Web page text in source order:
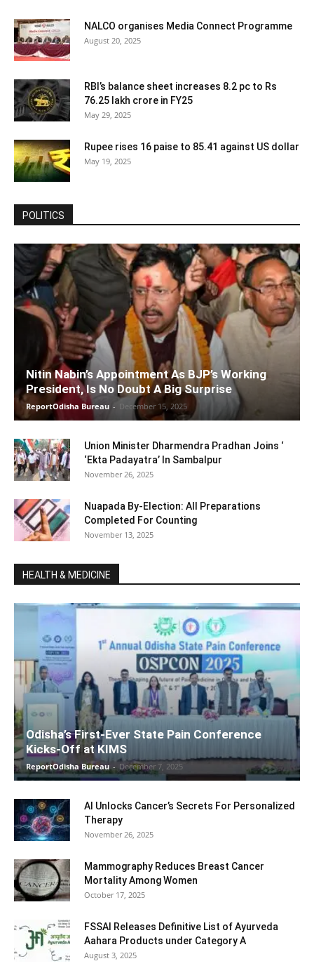
NALCO organises Media Connect Programme
August 20, 2025
RBI’s balance sheet increases 8.2 pc to Rs
76.25 lakh crore in FY25
May 29, 2025
Rupee rises 16 paise to 85.41 against US dollar
May 19, 2025
POLITICS
Nitin Nabin’s Appointment As BJP’s Working
President, Is No Doubt A Big Surprise
ReportOdisha Bureau - December 15, 2025
Union Minister Dharmendra Pradhan Joins ‘
‘Ekta Padayatra’ In Sambalpur
November 26, 2025
Nuapada By-Election: All Preparations
Completed For Counting
November 13, 2025
HEALTH & MEDICINE
Odisha’s First-Ever State Pain Conference
Kicks-Off at KIMS
ReportOdisha Bureau - December 7, 2025
AI Unlocks Cancer’s Secrets For Personalized
Therapy
November 26, 2025
Mammography Reduces Breast Cancer
Mortality Among Women
October 17, 2025
FSSAI Releases Definitive List of Ayurveda
Aahara Products under Category A
August 3, 2025